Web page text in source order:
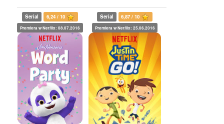
Serial 6,24 / 10
Premiera w Netflix: 08.07.2016
Serial 6,87 / 10
Premiera w Netflix: 25.06.2016